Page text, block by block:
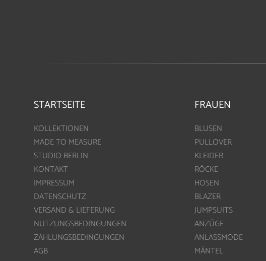
STARTSEITE
KOLLEKTIONEN
MADE TO MEASURE
STUDIO BERLIN
KONTAKT
IMPRESSUM
DATENSCHUTZ
VERSAND & LIEFERUNG
NUTZUNGSBEDINGUNGEN
ZAHLUNGSBEDINGUNGEN
AGB
FRAUEN
BLUSEN
PULLOVER
KLEIDER
RÖCKE
HOSEN
BLAZER
JUMPSUITS
ANZÜGE
ANLASSMODE
MÄNTEL